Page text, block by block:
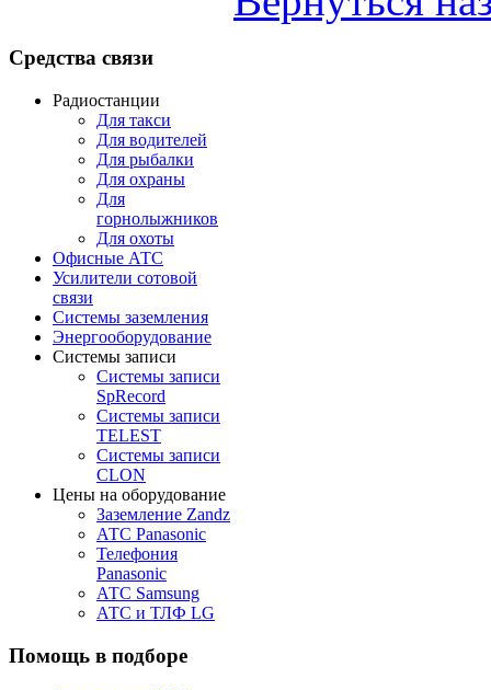
Средства связи
Радиостанции
Для такси
Для водителей
Для рыбалки
Для охраны
Для
горнолыжников
Для охоты
Офисные АТС
Усилители сотовой
связи
Системы заземления
Энергооборудование
Системы записи
Системы записи
SpRecord
Системы записи
TELEST
Системы записи
CLON
Цены на оборудование
Заземление Zandz
АТС Panasonic
Телефония
Panasonic
АТС Samsung
АТС и ТЛФ LG
Помощь в подборе